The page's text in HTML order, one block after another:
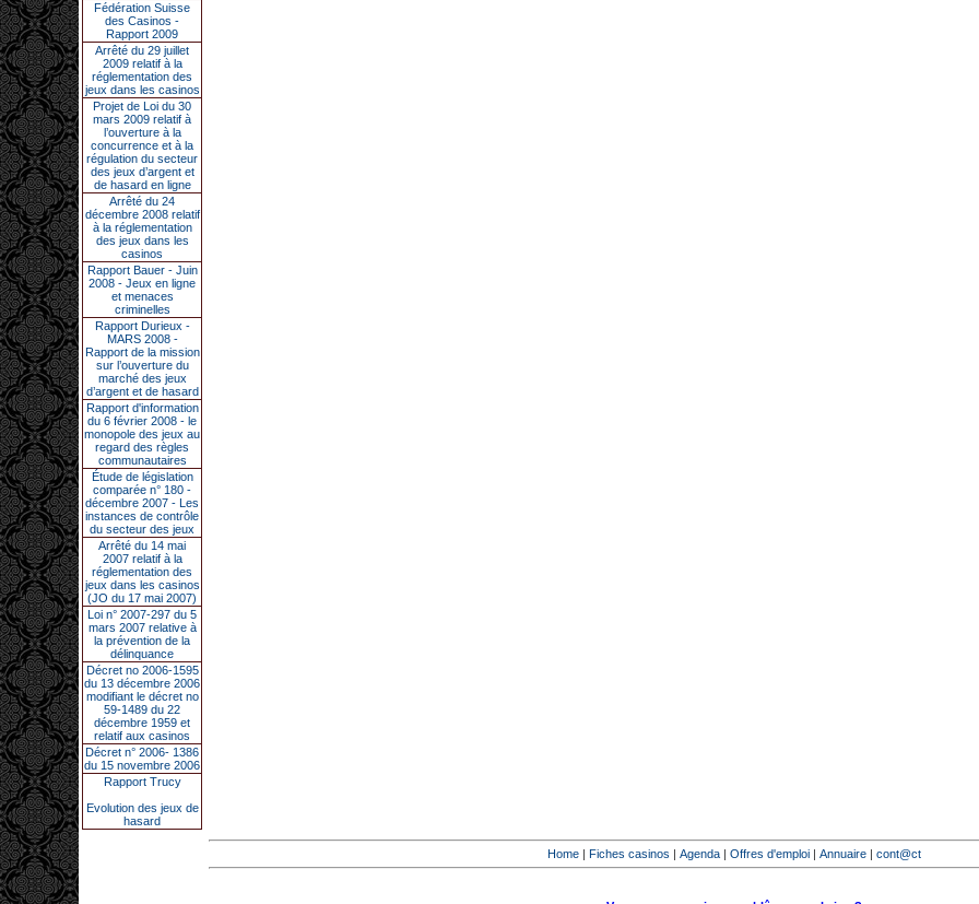
Fédération Suisse
des Casinos -
Rapport 2009
Arrêté du 29 juillet
2009 relatif à la
réglementation des
jeux dans les casinos
Projet de Loi du 30
mars 2009 relatif à
l’ouverture à la
concurrence et à la
régulation du secteur
des jeux d’argent et
de hasard en ligne
Arrêté du 24
décembre 2008 relatif
à la réglementation
des jeux dans les
casinos
Rapport Bauer - Juin
2008 - Jeux en ligne
et menaces
criminelles
Rapport Durieux -
MARS 2008 -
Rapport de la mission
sur l’ouverture du
marché des jeux
d’argent et de hasard
Rapport d'information
du 6 février 2008 - le
monopole des jeux au
regard des règles
communautaires
Étude de législation
comparée n° 180 -
décembre 2007 - Les
instances de contrôle
du secteur des jeux
Arrêté du 14 mai
2007 relatif à la
réglementation des
jeux dans les casinos
(JO du 17 mai 2007)
Loi n° 2007-297 du 5
mars 2007 relative à
la prévention de la
délinquance
Décret no 2006-1595
du 13 décembre 2006
modifiant le décret no
59-1489 du 22
décembre 1959 et
relatif aux casinos
Décret n° 2006- 1386
du 15 novembre 2006
Rapport Trucy
Evolution des jeux de
hasard
Home | Fiches casinos | Agenda | Offres d'emploi | Annuaire | cont@ct